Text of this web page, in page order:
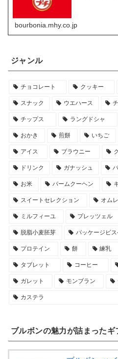
bourbonia.mhy.co.jp
ジャンル
チョコレート クッキー
スナック ウエハース
チップス ラングドシャ
おかき 煎餅 いちご
アイス ブラウニー
ドリンク ガナッシュ
お米 バームクーヘン
スイートセレクション オム
ミルフィーユ プレッツェル
脱脂小麦胚芽 パッケージビス
プロテイン 餅 練乳
タブレット コーヒー
ガレット モンブラン
カステラ
ブルボンの魅力が詰まったギ